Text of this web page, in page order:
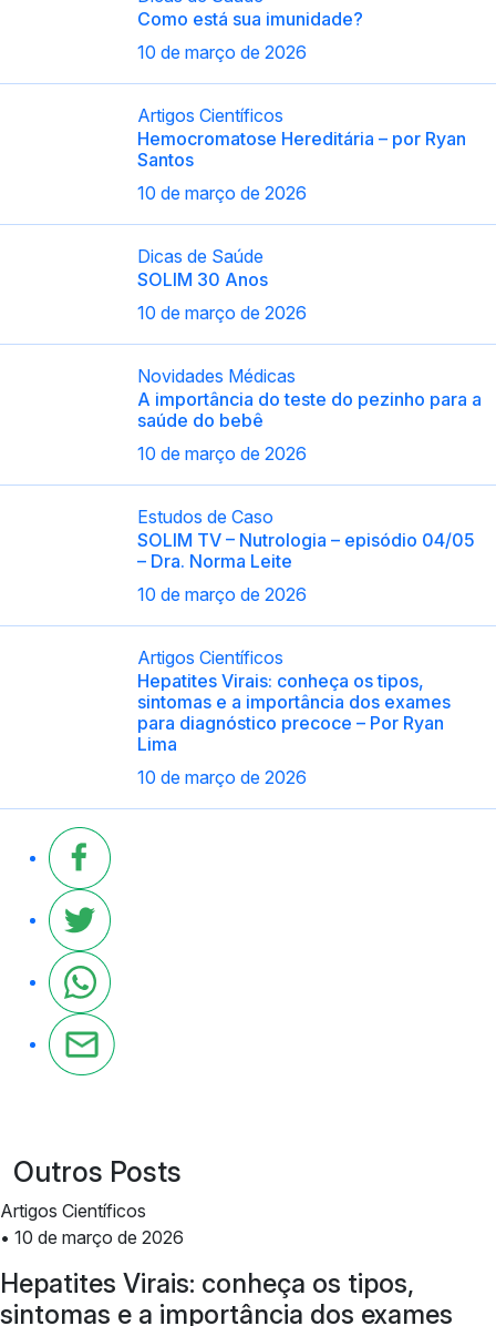
Como está sua imunidade?
10 de março de 2026
Artigos Científicos
Hemocromatose Hereditária – por Ryan
Santos
10 de março de 2026
Dicas de Saúde
SOLIM 30 Anos
10 de março de 2026
Novidades Médicas
A importância do teste do pezinho para a
saúde do bebê
10 de março de 2026
Estudos de Caso
SOLIM TV – Nutrologia – episódio 04/05
– Dra. Norma Leite
10 de março de 2026
Artigos Científicos
Hepatites Virais: conheça os tipos,
sintomas e a importância dos exames
para diagnóstico precoce – Por Ryan
Lima
10 de março de 2026
Outros Posts
Artigos Científicos
• 10 de março de 2026
Hepatites Virais: conheça os tipos,
sintomas e a importância dos exames